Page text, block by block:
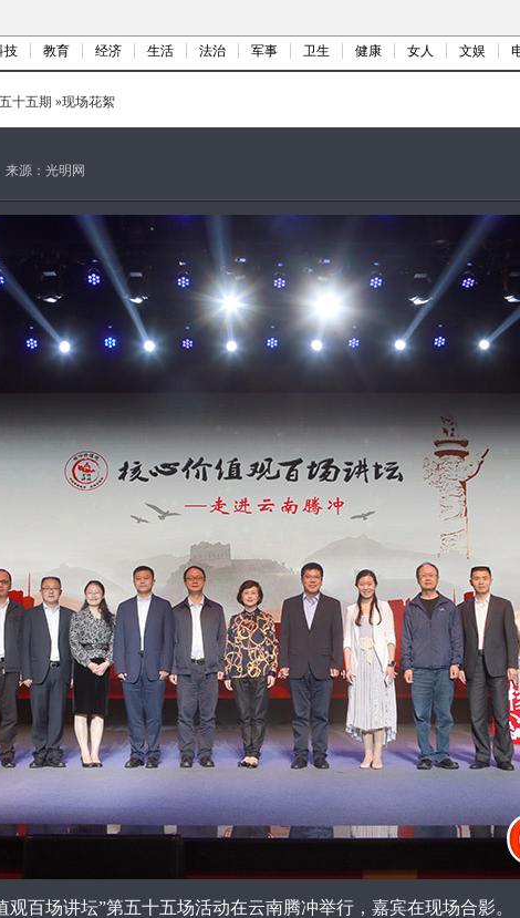
技 教育 经济 生活 法治 军事 卫生 健康 女人 文娱
十五期 »现场花絮
来源： 光明网
百场讲坛”第五十五场活动在云南腾冲举行， 嘉宾在现场合影。